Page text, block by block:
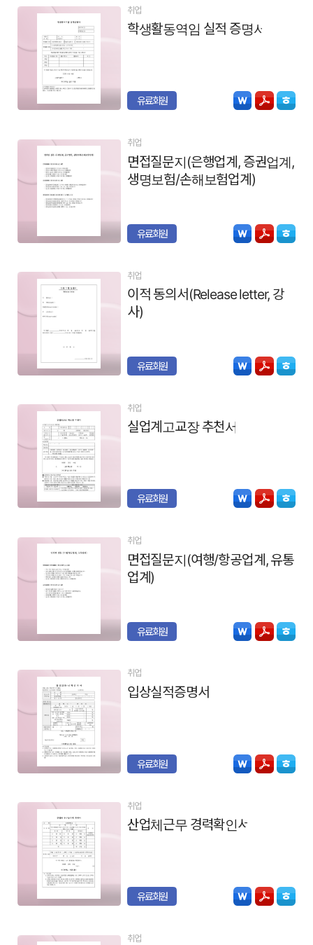
취업
학생활동역임 실적 증명서
유료회원
취업
면접질문지(은행업계, 증권업계,
생명보험/손해보험업계)
유료회원
취업
이적 동의서(Release letter, 강
사)
유료회원
취업
실업계고교장 추천서
유료회원
취업
면접질문지(여행/항공업계, 유통
업계)
유료회원
취업
입상실적증명서
유료회원
취업
산업체근무 경력확인서
유료회원
취업